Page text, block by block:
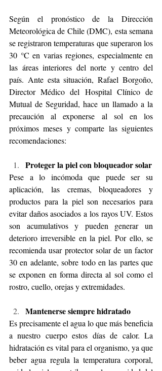
Según el pronóstico de la Dirección
Meteorológica de Chile (DMC), esta semana
se registraron temperaturas que superaron los
30 °C en varias regiones, especialmente en
las áreas interiores del norte y centro del
país. Ante esta situación, Rafael Borgoño,
Director Médico del Hospital Clínico de
Mutual de Seguridad, hace un llamado a la
precaución al exponerse al sol en los
próximos meses y comparte las siguientes
recomendaciones:
Proteger la piel con bloqueador solar
Pese a lo incómoda que puede ser su
aplicación, las cremas, bloqueadores y
productos para la piel son necesarios para
evitar daños asociados a los rayos UV. Estos
son acumulativos y pueden generar un
deterioro irreversible en la piel. Por ello, se
recomienda usar protector solar de un factor
30 en adelante, sobre todo en las partes que
se exponen en forma directa al sol como el
rostro, cuello, orejas y extremidades.
Mantenerse siempre hidratado
Es precisamente el agua lo que más beneficia
a nuestro cuerpo estos días de calor. La
hidratación es vital para el organismo, ya que
beber agua regula la temperatura corporal,